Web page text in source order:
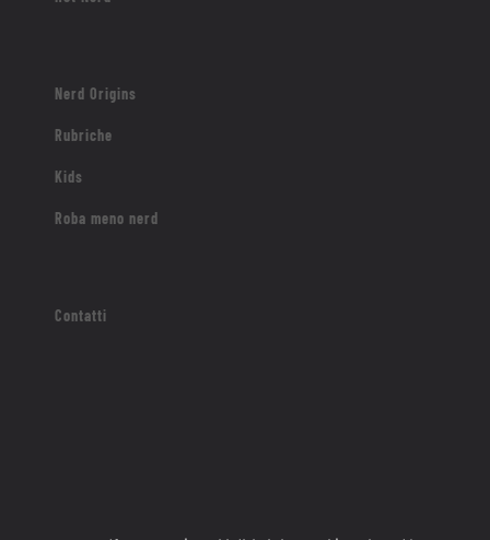
Nerd Origins
Rubriche
Kids
Roba meno nerd
Contatti